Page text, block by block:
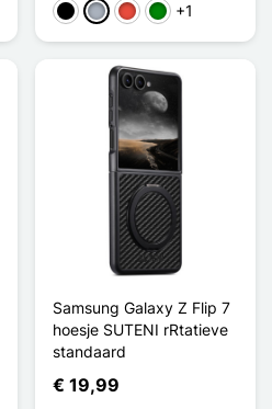
ZwartGrijsRoodGroen
+1
Samsung Galaxy Z Flip 7
hoesje SUTENI rRtatieve
standaard
€ 19,99